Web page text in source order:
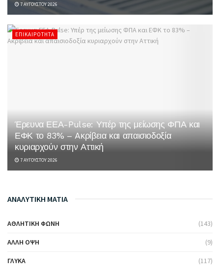
7 ΑΥΓΟΎΣΤΟΥ 2026
ΕΠΙΚΑΙΡΌΤΗΤΑ
Έρευνα ΕΕΑ-Pulse: Υπέρ της μείωσης ΦΠΑ και
ΕΦΚ το 83% – Aκρίβεια και απαισιοδοξία
κυριαρχούν στην Αττική
7 ΑΥΓΟΎΣΤΟΥ 2026
ΑΝΑΛΥΤΙΚΗ ΜΑΤΙΑ
ΑΘΛΗΤΙΚΉ ΦΩΝΉ (143)
ΆΛΛΗ ΌΨΗ (9)
ΓΛΥΚΆ (117)